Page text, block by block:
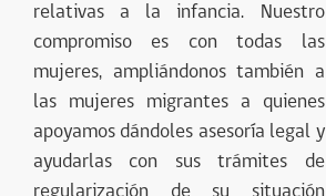
relativas a la infancia. Nuestro
compromiso es con todas las
mujeres, ampliándonos también a
las mujeres migrantes a quienes
apoyamos dándoles asesoría legal y
ayudarlas con sus trámites de